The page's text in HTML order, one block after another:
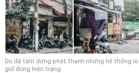
Dù đã tạm dừng phát thanh nhưng hệ thống
giữ đúng hiện trạng.